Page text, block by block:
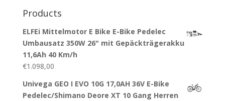
Products
ELFEi Mittelmotor E Bike E-Bike Pedelec
Umbausatz 350W 26" mit Gepäckträgerakku
11,6Ah 40 Km/h
€1.098,00
Univega GEO I EVO 10G 17,0AH 36V E-Bike
Pedelec/Shimano Deore XT 10 Gang Herren